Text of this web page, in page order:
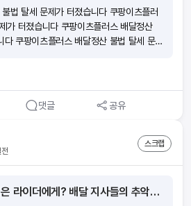
법 탈세 문제가 터졌습니다 쿠팡이츠플러
가 터졌습니다 쿠팡이츠플러스 배달정산
다 쿠팡이츠플러스 배달정산 불법 탈세 문
댓글 공유
스크랩
불법 외노자 쓰고 세금은 라이더에게? 배달 지사들의 추악한 민낯